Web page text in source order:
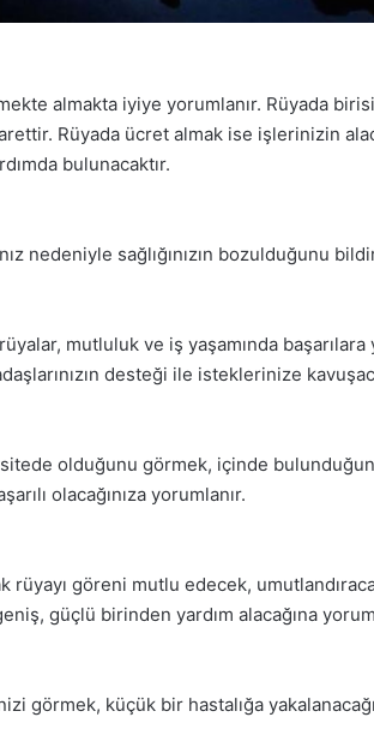
almakta iyiye yorumlanır. Rüyada
Rüyada ücret almak ise işlerinizin
bulunacaktır.
nedeniyle sağlığınızın bozulduğunu
mutluluk ve iş yaşamında
desteği ile isteklerinize
olduğunu görmek, içinde
olacağınıza yorumlanır.
rüyayı göreni mutlu edecek,
güçlü birinden yardım alacağına
görmek, küçük bir hastalığa